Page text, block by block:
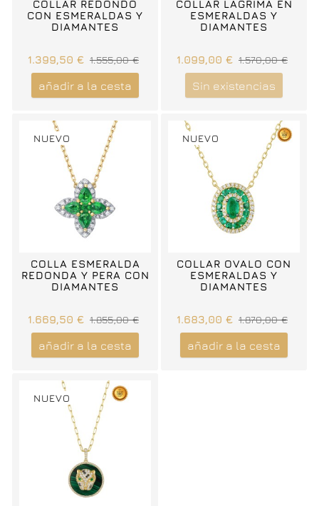
COLLAR REDONDO
CON ESMERALDAS Y
DIAMANTES
1.399,50 € 1.555,00 €
añadir a la cesta
COLLAR LAGRIMA EN
ESMERALDAS Y
DIAMANTES
1.099,00 € 1.570,00 €
Sin existencias
NUEVO
COLLA ESMERALDA
REDONDA Y PERA CON
DIAMANTES
1.669,50 € 1.855,00 €
añadir a la cesta
NUEVO
COLLAR OVALO CON
ESMERALDAS Y
DIAMANTES
1.683,00 € 1.870,00 €
añadir a la cesta
NUEVO